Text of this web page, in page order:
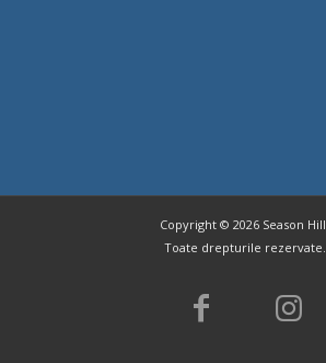
Copyright ©2026 Season Hill.
Toate drepturile rezervate.